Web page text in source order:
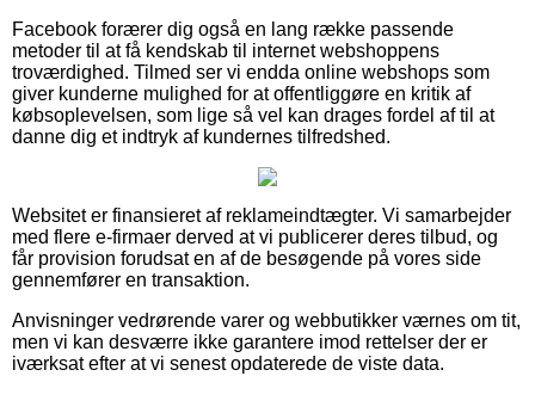
Facebook forærer dig også en lang række passende
metoder til at få kendskab til internet webshoppens
troværdighed. Tilmed ser vi endda online webshops som
giver kunderne mulighed for at offentliggøre en kritik af
købsoplevelsen, som lige så vel kan drages fordel af til at
danne dig et indtryk af kundernes tilfredshed.
Websitet er finansieret af reklameindtægter. Vi samarbejder
med flere e-firmaer derved at vi publicerer deres tilbud, og
får provision forudsat en af de besøgende på vores side
gennemfører en transaktion.
Anvisninger vedrørende varer og webbutikker værnes om tit,
men vi kan desværre ikke garantere imod rettelser der er
iværksat efter at vi senest opdaterede de viste data.